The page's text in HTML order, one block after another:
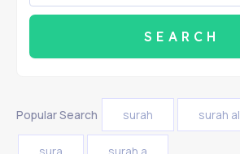
Popular Search surah surah al